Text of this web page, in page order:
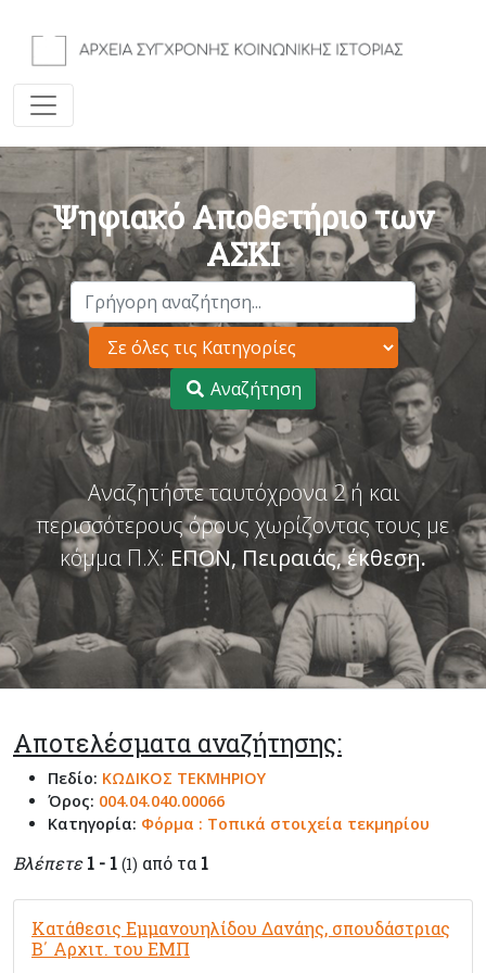
Ψηφιακό Αποθετήριο των
ΑΣΚΙ
Αναζήτηση
Αναζητήστε ταυτόχρονα 2 ή και
περισσότερους όρους χωρίζοντας τους με
κόμμα Π.Χ: ΕΠΟΝ, Πειραιάς, έκθεση.
Αποτελέσματα αναζήτησης:
Πεδίο: ΚΩΔΙΚΟΣ ΤΕΚΜΗΡΙΟΥ
Όρος: 004.04.040.00066
Κατηγορία: Φόρμα : Τοπικά στοιχεία τεκμηρίου
Βλέπετε 1 - 1 (1) από τα 1
Κατάθεσις Εμμανουηλίδου Δανάης, σπουδάστριας
Β΄ Αρχιτ. του ΕΜΠ